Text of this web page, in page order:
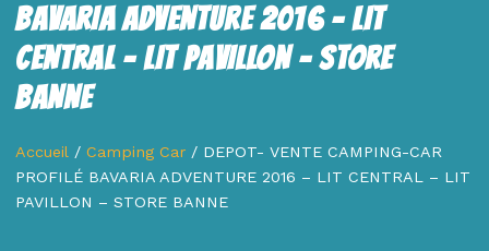
BAVARIA ADVENTURE 2016 – LIT
CENTRAL – LIT PAVILLON – STORE
BANNE
Accueil /Camping Car / DEPOT- VENTE CAMPING-CAR
PROFILÉ BAVARIA ADVENTURE 2016 – LIT CENTRAL – LIT
PAVILLON – STORE BANNE